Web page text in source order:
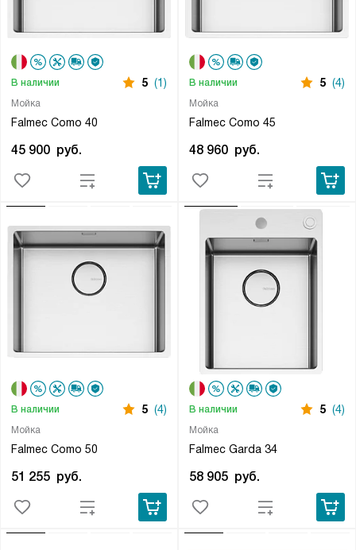
Мойка
Falmec Como 40
В наличии 5 (1)
45 900 руб.
Мойка
Falmec Como 45
В наличии 5 (4)
48 960 руб.
Мойка
Falmec Como 50
В наличии 5 (4)
51 255 руб.
Мойка
Falmec Garda 34
В наличии 5 (4)
58 905 руб.